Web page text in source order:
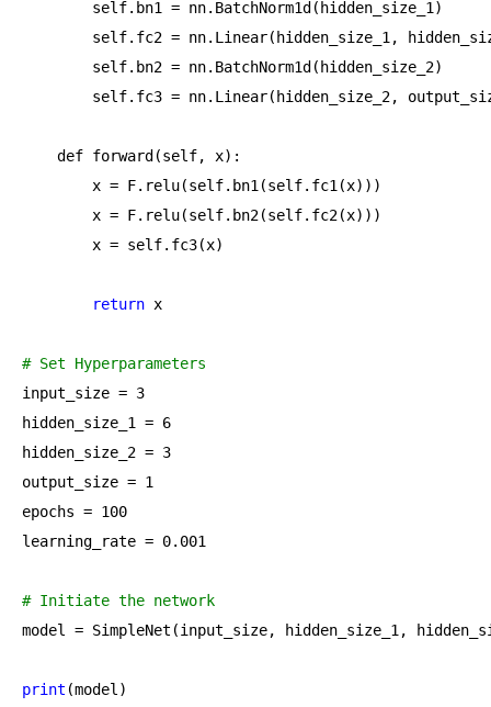
        self.bn1 = nn.BatchNorm1d(hidden_size_1)
self.fc2 = nn.Linear(hidden_size_1,
        self.bn2 = nn.BatchNorm1d(hidden_size_2)
self.fc3 = nn.Linear(hidden_size_2,
    def forward(self, x):
        x = F.relu(self.bn1(self.fc1(x)))
        x = F.relu(self.bn2(self.fc2(x)))
        x = self.fc3(x)
return x
# Set Hyperparameters
input_size = 3
hidden_size_1 = 6
hidden_size_2 = 3
output_size = 1
epochs = 100
learning_rate = 0.001
# Initiate the network
model = SimpleNet(input_size, hidden_size_1,
print